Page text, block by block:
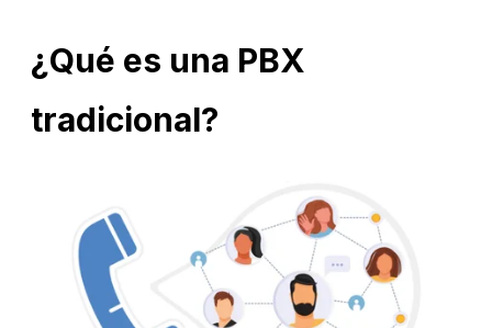
¿Qué es una PBX
tradicional?